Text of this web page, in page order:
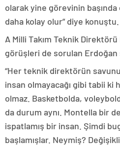
olarak yine görevinin
daha kolay olur” diye konuştu.
A Milli Takım Teknik
görüşleri de sorulan Erdoğan
“Her teknik direktörün
insan olmayacağı gibi tabii ki
olmaz. Basketbolda,
da durum aynı. Montella bir
ispatlamış bir insan. Şimdi
başlamışlar. Neymiş?